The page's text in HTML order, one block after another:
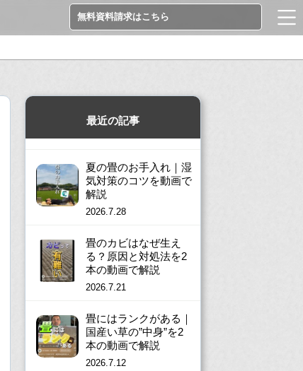
最近の記事
夏の畳のお手入れ｜湿
気対策のコツを動画で
解説
2026.7.28
畳のカビはなぜ生え
る？原因と対処法を2
本の動画で解説
2026.7.21
畳にはランクがある｜
国産い草の”中身”を2
本の動画で解説
2026.7.12
無料資料請求はこちら